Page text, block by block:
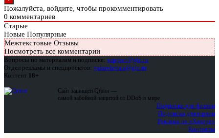
Пожалуйста, войдите, чтобы прокомментировать
0 комментариев
Старые
Новые Популярные
Межтекстовые Отзывы
Посмотреть все комментарии
Вопросы по материалам и подписке: support@glc.ru
Отдел рекламы и спецпроектов: yakovleva.a@glc.ru
Контент 18+
Сайт защищен Qrator —
самой забойной защитой от DDoS в мире
Подписка для физлиц
Подписка для юрлиц
Реклама на «Хакере»
Контакты